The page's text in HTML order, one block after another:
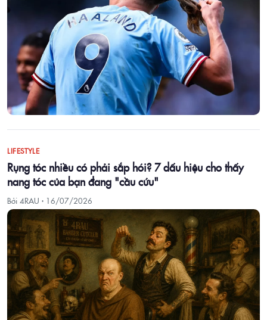
LIFESTYLE
Rụng tóc nhiều có phải sắp hói? 7 dấu hiệu cho thấy
nang tóc của bạn đang "cầu cứu"
Bởi 4RAU · 16/07/2026